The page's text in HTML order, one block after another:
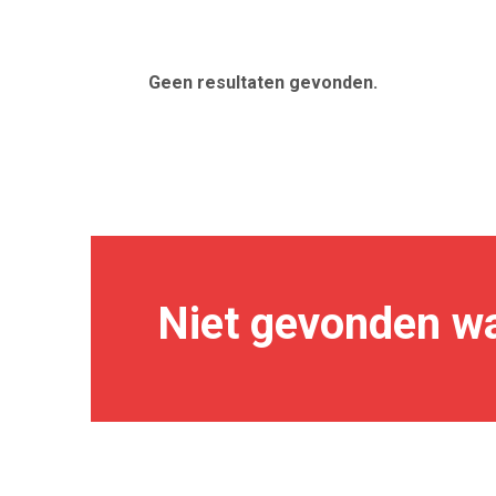
Geen resultaten gevonden.
Niet gevonden